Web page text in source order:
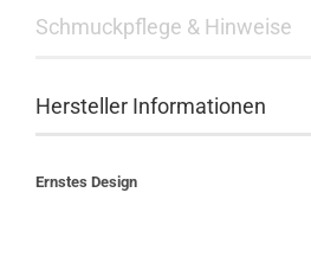
Schmuckpflege & Hinweise
Hersteller Informationen
Ernstes Design